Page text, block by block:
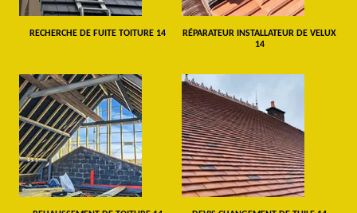
RECHERCHE DE FUITE TOITURE 14
RÉPARATEUR INSTALLATEUR DE VELUX
14